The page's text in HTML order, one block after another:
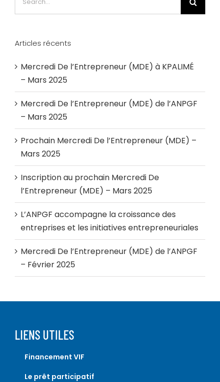
Articles récents
Mercredi De l’Entrepreneur (MDE) à KPALIMÉ
– Mars 2025
Mercredi De l’Entrepreneur (MDE) de l’ANPGF
– Mars 2025
Prochain Mercredi De l’Entrepreneur (MDE) –
Mars 2025
Inscription au prochain Mercredi De
l’Entrepreneur (MDE) – Mars 2025
L’ANPGF accompagne la croissance des
entreprises et les initiatives entrepreneuriales
Mercredi De l’Entrepreneur (MDE) de l’ANPGF
– Février 2025
LIENS UTILES
Financement VIF
Le prêt participatif